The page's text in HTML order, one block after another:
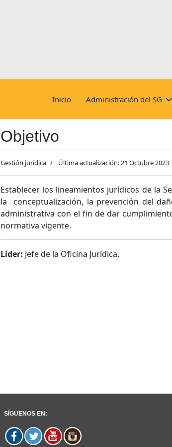
Inicio Administración del SG
Objetivo
Gestión jurídica Última actualización: 21 Octubre 2023
Establecer los lineamientos jurídicos de la
la conceptualización, la prevención del
administrativa con el fin de dar
normativa vigente.
Líder: Jefe de la Oficina Jurídica.
SÍGUENOS EN: